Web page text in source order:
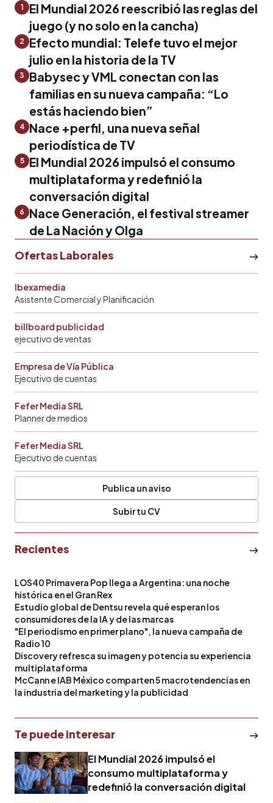
1
El Mundial 2026 reescribió las reglas del
juego (y no solo en la cancha)
2
Efecto mundial: Telefe tuvo el mejor
julio en la historia de la TV
3
Babysec y VML conectan con las
familias en su nueva campaña: “Lo
estás haciendo bien”
4 Nace +perfil, una nueva señal
periodística de TV
5
El Mundial 2026 impulsó el consumo
multiplataforma y redefinió la
conversación digital
6
Nace Generación, el festival streamer
de La Nación y Olga
Ofertas Laborales
Ibexamedia
Asistente Comercial y Planificación
billboard publicidad
ejecutivo de ventas
Empresa de Vía Pública
Ejecutivo de cuentas
Fefer Media SRL
Planner de medios
Fefer Media SRL
Ejecutivo de cuentas
Publica un aviso
Subir tu CV
Recientes
LOS40 Primavera Pop llega a Argentina: una noche
histórica en el Gran Rex
Estudio global de Dentsu revela qué esperan los
consumidores de la IA y de las marcas
"El periodismo en primer plano", la nueva campaña de
Radio 10
Discovery refresca su imagen y potencia su experiencia
multiplataforma
McCann e IAB México comparten 5 macrotendencias en
la industria del marketing y la publicidad
Te puede interesar
El Mundial 2026 impulsó el
consumo multiplataforma y
redefinió la conversación digital